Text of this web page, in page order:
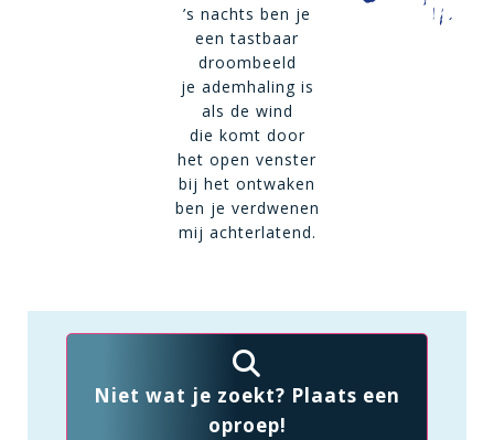
’s nachts ben je
een tastbaar
droombeeld
je ademhaling is
als de wind
die komt door
het open venster
bij het ontwaken
ben je verdwenen
mij achterlatend.
Niet wat je zoekt? Plaats een
oproep!